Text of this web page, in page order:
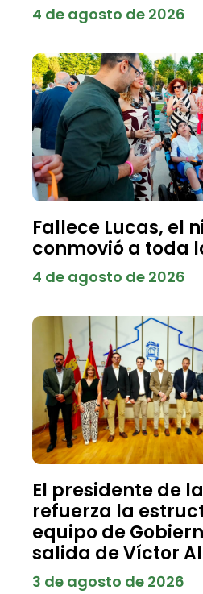
4 de agosto de 2026
Fallece Lucas, el
conmovió a toda
4 de agosto de 2026
El presidente de
refuerza la
equipo de
salida de Víctor
3 de agosto de 2026